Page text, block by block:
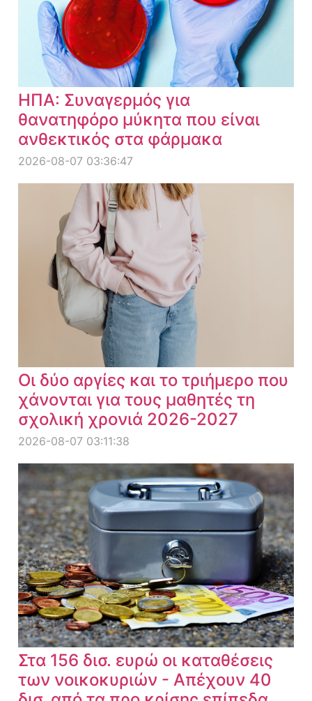
ΗΠΑ: Συναγερμός για
θανατηφόρο μύκητα που είναι
ανθεκτικός στα φάρμακα
2026-08-07 03:36:47
Οι δύο αργίες και το τριήμερο που
χάνονται για τους μαθητές τη
σχολική χρονιά 2026-2027
2026-08-07 03:11:38
Στα 156 δισ. ευρώ οι καταθέσεις
των νοικοκυριών - Απέχουν 40